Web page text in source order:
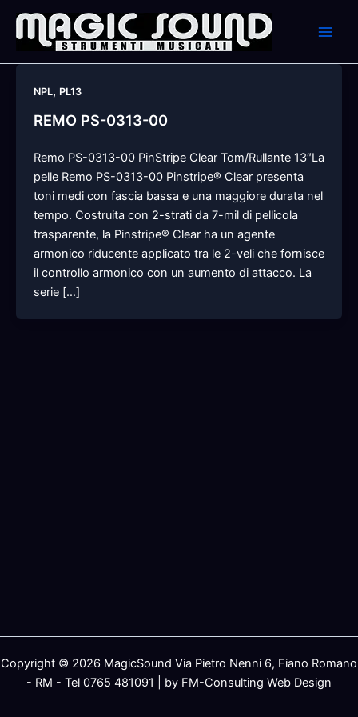
content
NPL, PL13
REMO PS-0313-00
Remo PS-0313-00 PinStripe Clear Tom/Rullante 13″La
pelle Remo PS-0313-00 Pinstripe® Clear presenta
toni medi con fascia bassa e una maggiore durata nel
tempo. Costruita con 2-strati da 7-mil di pellicola
trasparente, la Pinstripe® Clear ha un agente
armonico riducente applicato tra le 2-veli che fornisce
il controllo armonico con un aumento di attacco. La
serie […]
Copyright © 2026 MagicSound Via Pietro Nenni 6, Fiano Romano
- RM - Tel 0765 481091 | by FM-Consulting Web Design